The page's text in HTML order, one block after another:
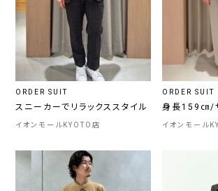
ORDER SUIT
スニーカーでリラックススタイル
イオンモールKYOTO店
ORDER SUIT
身長159㎝/
イオンモール